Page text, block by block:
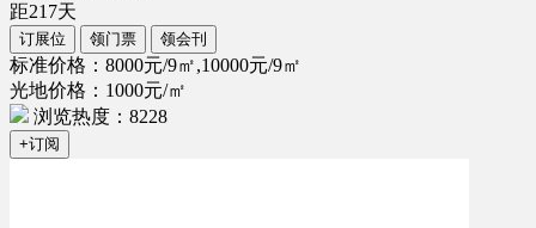
距217天
订展位 领门票 领会刊
标准价格：8000元/9㎡,10000元/9㎡
光地价格：1000元/㎡
浏览热度：8228
+订阅